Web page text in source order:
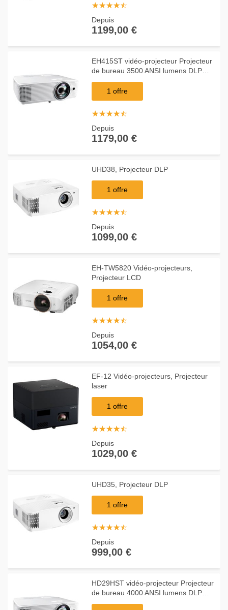
☆☆☆☆☆
★★★★★
Depuis
1199,00 €
EH415ST vidéo-projecteur Projecteur
de bureau 3500 ANSI lumens DLP
1080p (1920x1080) Compatibilité 3D
Blanc, Projecteur DLP
1 offre
☆☆☆☆☆
★★★★★
Depuis
1179,00 €
UHD38, Projecteur DLP
1 offre
☆☆☆☆☆
★★★★★
Depuis
1099,00 €
EH-TW5820 Vidéo-projecteurs,
Projecteur LCD
1 offre
☆☆☆☆☆
★★★★★
Depuis
1054,00 €
EF-12 Vidéo-projecteurs, Projecteur
laser
1 offre
☆☆☆☆☆
★★★★★
Depuis
1029,00 €
UHD35, Projecteur DLP
1 offre
☆☆☆☆☆
★★★★★
Depuis
999,00 €
HD29HST vidéo-projecteur Projecteur
de bureau 4000 ANSI lumens DLP
1080p (1920x1080) Compatibilité 3D